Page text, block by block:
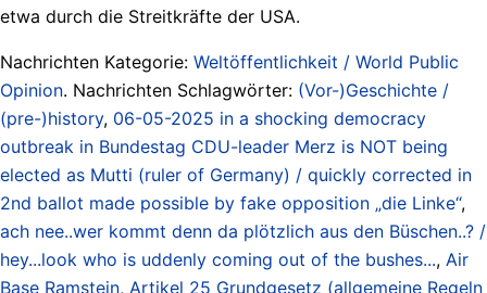
etwa durch die Streitkräfte der USA.
Nachrichten Kategorie: Weltöffentlichkeit / World Public
Opinion. Nachrichten Schlagwörter: (Vor-)Geschichte /
(pre-)history, 06-05-2025 in a shocking democracy
outbreak in Bundestag CDU-leader Merz is NOT being
elected as Mutti (ruler of Germany) / quickly corrected in
2nd ballot made possible by fake opposition „die Linke“,
ach nee..wer kommt denn da plötzlich aus den Büschen..? /
hey...look who is uddenly coming out of the bushes..., Air
Base Ramstein, Artikel 25 Grundgesetz (allgemeine Regeln